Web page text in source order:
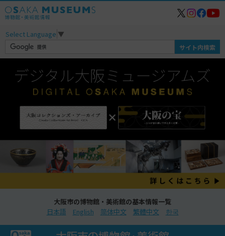
Select Language ▼
大阪市の博物館・美術館の基本情報一覧
日本語
English 简体中文 繁體中文 한국